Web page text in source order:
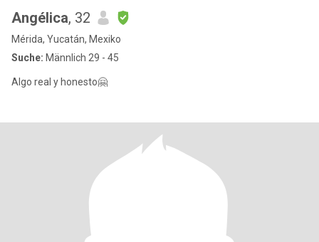
Angélica, 32
Mérida, Yucatán, Mexiko
Suche: Männlich 29 - 45
Algo real y honesto🤗